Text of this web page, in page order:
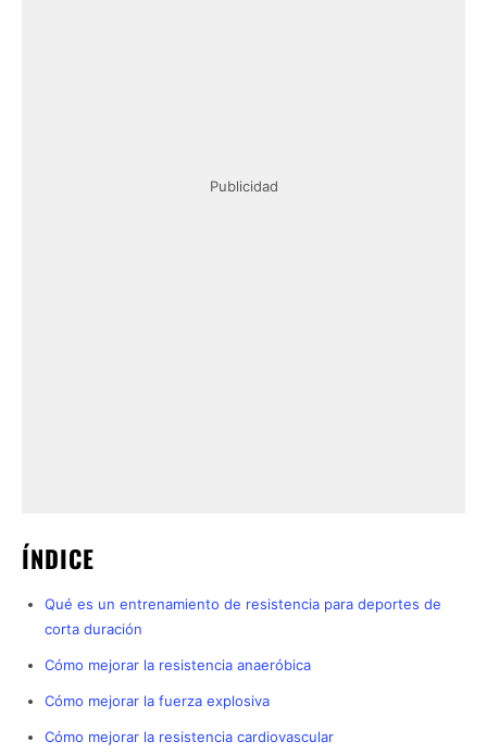
Publicidad
ÍNDICE
Qué es un entrenamiento de resistencia para deportes de
corta duración
Cómo mejorar la resistencia anaeróbica
Cómo mejorar la fuerza explosiva
Cómo mejorar la resistencia cardiovascular